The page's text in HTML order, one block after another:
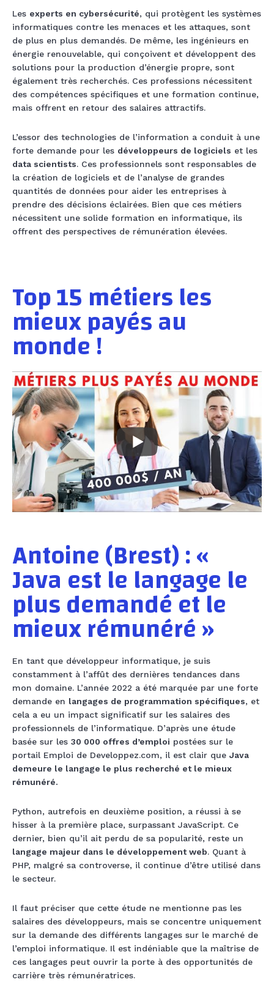
Les experts en cybersécurité, qui protègent les systèmes
informatiques contre les menaces et les attaques, sont
de plus en plus demandés. De même, les ingénieurs en
énergie renouvelable, qui conçoivent et développent des
solutions pour la production d’énergie propre, sont
également très recherchés. Ces professions nécessitent
des compétences spécifiques et une formation continue,
mais offrent en retour des salaires attractifs.
L’essor des technologies de l’information a conduit à une
forte demande pour les développeurs de logiciels et les
data scientists. Ces professionnels sont responsables de
la création de logiciels et de l’analyse de grandes
quantités de données pour aider les entreprises à
prendre des décisions éclairées. Bien que ces métiers
nécessitent une solide formation en informatique, ils
offrent des perspectives de rémunération élevées.
Top 15 métiers les
mieux payés au
monde !
Antoine (Brest) : «
Java est le langage le
plus demandé et le
mieux rémunéré »
En tant que développeur informatique, je suis
constamment à l’affût des dernières tendances dans
mon domaine. L’année 2022 a été marquée par une forte
demande en langages de programmation spécifiques, et
cela a eu un impact significatif sur les salaires des
professionnels de l’informatique. D’après une étude
basée sur les 30 000 offres d’emploi postées sur le
portail Emploi de Developpez.com, il est clair que Java
demeure le langage le plus recherché et le mieux
rémunéré.
Python, autrefois en deuxième position, a réussi à se
hisser à la première place, surpassant JavaScript. Ce
dernier, bien qu’il ait perdu de sa popularité, reste un
langage majeur dans le développement web. Quant à
PHP, malgré sa controverse, il continue d’être utilisé dans
le secteur.
Il faut préciser que cette étude ne mentionne pas les
salaires des développeurs, mais se concentre uniquement
sur la demande des différents langages sur le marché de
l’emploi informatique. Il est indéniable que la maîtrise de
ces langages peut ouvrir la porte à des opportunités de
carrière très rémunératrices.